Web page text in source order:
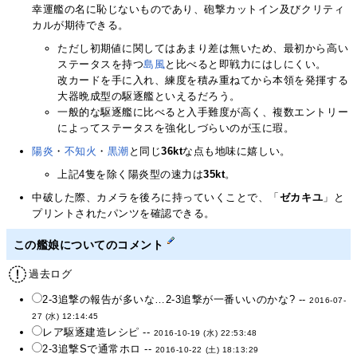
幸運艦の名に恥じないものであり、砲撃カットイン及びクリティ
カルが期待できる。
ただし初期値に関してはあまり差は無いため、最初から高い
ステータスを持つ島風と比べると即戦力にはしにくい。
改カードを手に入れ、練度を積み重ねてから本領を発揮する
大器晩成型の駆逐艦といえるだろう。
一般的な駆逐艦に比べると入手難度が高く、複数エントリー
によってステータスを強化しづらいのが玉に瑕。
陽炎 ・ 不知火 ・ 黒潮 と同じ36ktな点も地味に嬉しい。
上記4隻を除く陽炎型の速力は35kt。
中破した際、カメラを後ろに持っていくことで、「 ゼカキユ 」と
プリントされたパンツを確認できる。
この艦娘についてのコメント
過去ログ
2-3追撃の報告が多いな…2-3追撃が一番いいのかな? --2016-07-
27 (水) 12:14:45
レア駆逐建造レシピ -- 2016-10-19 (水) 22:53:48
2-3追撃Sで通常ホロ -- 2016-10-22 (土) 18:13:29